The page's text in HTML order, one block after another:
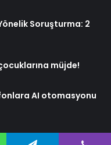
Soruşturma: 2
müjde!
AI otomasyonu